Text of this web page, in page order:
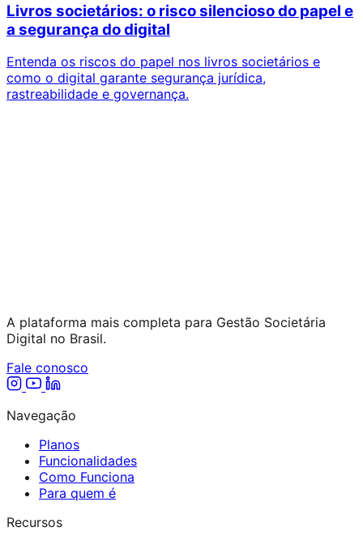
Livros societários: o risco silencioso do papel e
a segurança do digital
Entenda os riscos do papel nos livros societários e
como o digital garante segurança jurídica,
rastreabilidade e governança.
A plataforma mais completa para Gestão Societária
Digital no Brasil.
Fale conosco
Navegação
Planos
Funcionalidades
Como Funciona
Para quem é
Recursos